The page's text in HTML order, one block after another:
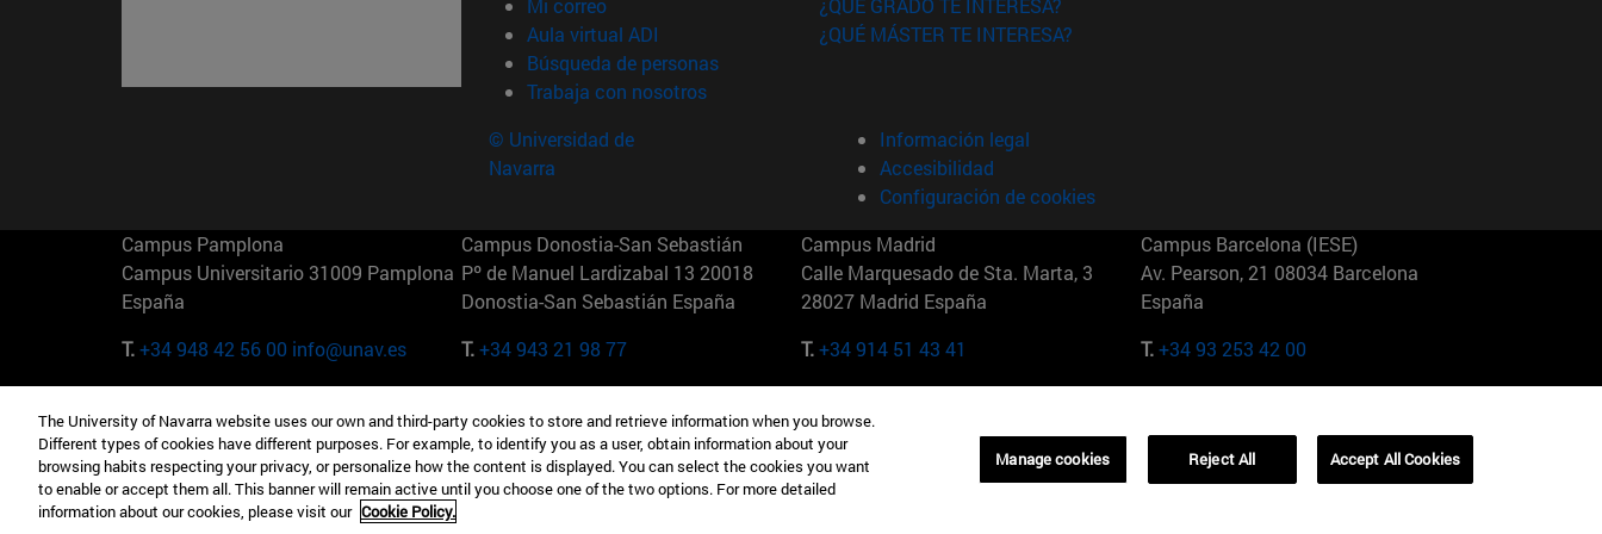
Mi correo
Aula virtual ADI (abre en nueva ventana)
Búsqueda de personas(abre en nueva ventana)
Trabaja con nosotros(abre en nueva ventana)
¿QUÉ GRADO TE INTERESA?
¿QUÉ MÁSTER TE INTERESA?
© Universidad de
Navarra
Información legal
Accesibilidad
Configuración de cookies
Campus Pamplona
Campus Universitario 31009 Pamplona
España
T.+34 948 42 56 00 info@unav.es
Campus Donostia-San Sebastián
Pº de Manuel Lardizabal 13 20018
Donostia-San Sebastián España
T.+34 943 21 98 77
Campus Madrid
Calle Marquesado de Sta. Marta, 3
28027 Madrid España
T.+34 914 51 43 41
Campus Barcelona (IESE)
Av. Pearson, 21 08034 Barcelona
España
T.+34 93 253 42 00
Camino del Cerro Águila 3 28023
Madrid España
T.+34 912 11 30 00
165 W 57th St 10019-2201 Nueva York
EE.UU
T.+1 646 346 8850
Maria-Theresia-Straße 15 81675
Múnich Alemania
T.+49 89 24209790
01321001 Bela Vista Brasil
The University of Navarra website uses our own and third-party cookies to store and retrieve information when you browse.
Different types of cookies have different purposes. For example, to identify you as a user, obtain information about your
browsing habits respecting your privacy, or personalize how the content is displayed. You can select the cookies you want
to enable or accept them all. This banner will remain active until you choose one of the two options. For more detailed
information about our cookies, please visit our Cookie Policy.
Manage cookies Reject All Accept All Cookies